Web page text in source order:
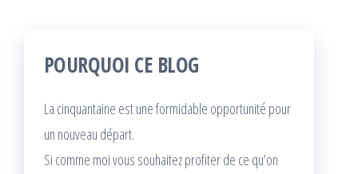
POURQUOI CE BLOG
La cinquantaine est une formidable opportunité pour
un nouveau départ.
Si comme moi vous souhaitez profiter de ce qu’on